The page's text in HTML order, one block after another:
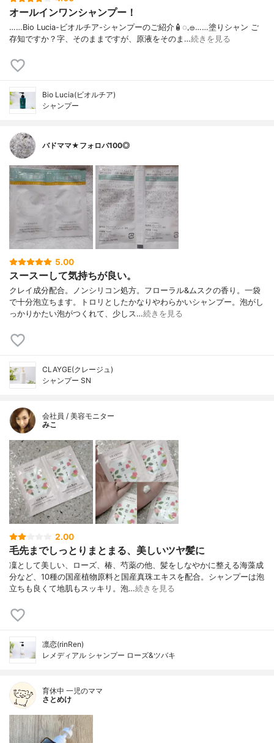
オールインワンシャンプー！
……⁡Bio Lucia⁡⁡-ビオルチア-⁡⁡シャンプー⁡⁡のご紹介🧴‎◌𓈒𓐍⁡……⁡⁡⁡⁡塗りシャン ご
存知ですか？⁡⁡⁡⁡字、そのままですが、⁡原液をそのま…続きを見る
Bio Lucia(ビオルチア)
シャンプー
バドママ★フォロバ100◎
5.00
スースーして気持ちが良い。
クレイ成分配合。ノンシリコン処方。フローラル&ムスクの香り。一袋
で十分泡立ちます。トロリとしたかなりやわらかいシャンプー。泡がし
っかりかたい泡がつくれて、少しス…続きを見る
CLAYGE(クレージュ)
シャンプー SN
会社員 / 美容モニター
みこ
2.00
毛先までしっとりまとまる、美しいツヤ髪に
凜として美しい、ローズ、椿、芍薬の他、髪をしなやかに整える海藻成
分など、10種の国産植物原料と国産真珠エキスを配合。シャンプーは泡
立ちも良くて地肌もスッキリ。泡…続きを見る
凛恋(rinRen)
レメディアル シャンプー ローズ&ツバキ
育休中 一児のママ
さとめけ